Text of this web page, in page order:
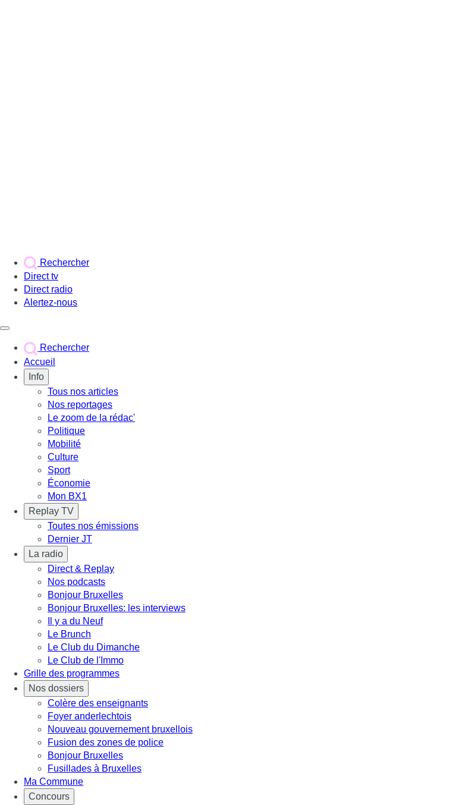
Rechercher
Direct tv
Direct radio
Alertez-nous
Rechercher
Accueil
Info
Tous nos articles
Nos reportages
Le zoom de la rédac'
Politique
Mobilité
Culture
Sport
Économie
Mon BX1
Replay TV
Toutes nos émissions
Dernier JT
La radio
Direct & Replay
Nos podcasts
Bonjour Bruxelles
Bonjour Bruxelles: les interviews
Il y a du Neuf
Le Brunch
Le Club du Dimanche
Le Club de l'Immo
Grille des programmes
Nos dossiers
Colère des enseignants
Foyer anderlechtois
Nouveau gouvernement bruxellois
Fusion des zones de police
Bonjour Bruxelles
Fusillades à Bruxelles
Ma Commune
Concours